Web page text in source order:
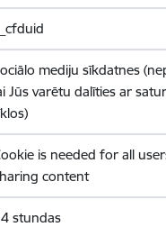
__cfduid
mediju sīkdatnes
Jūs varētu dalīties ar
is needed for all
content
stundas